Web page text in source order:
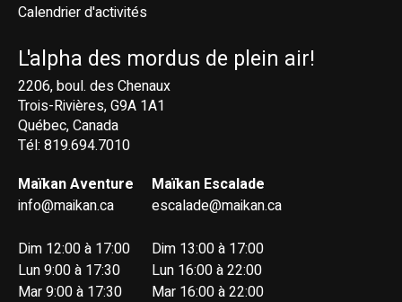
Calendrier d'activités
L'alpha des mordus de plein air!
2206, boul. des Chenaux
Trois-Rivières, G9A 1A1
Québec, Canada
Tél: 819.694.7010
Maïkan Aventure
info@maikan.ca
Dim 12:00 à 17:00
Lun 9:00 à 17:30
Mar 9:00 à 17:30
Maïkan Escalade
escalade@maikan.ca
Dim 13:00 à 17:00
Lun 16:00 à 22:00
Mar 16:00 à 22:00